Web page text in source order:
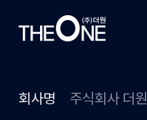
회사명 주식회사 더원